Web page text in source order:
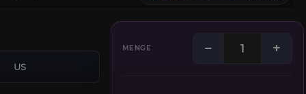
US
MENGE − +